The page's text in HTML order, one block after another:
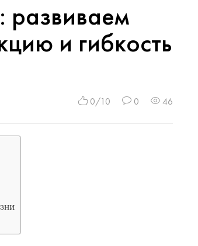
развиваем
и гибкость
0/10 0 46